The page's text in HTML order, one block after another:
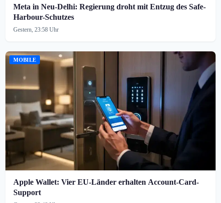
Meta in Neu-Delhi: Regierung droht mit Entzug des Safe-
Harbour-Schutzes
Gestern, 23:58 Uhr
MOBILE
Apple Wallet: Vier EU-Länder erhalten Account-Card-
Support